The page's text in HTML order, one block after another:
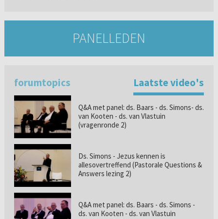
PANELLEDEN
forumtopics Laatste video's
Q&A met panel: ds. Baars - ds. Simons- ds.
van Kooten - ds. van Vlastuin
(vragenronde 2)
Ds. Simons - Jezus kennen is
allesovertreffend (Pastorale Questions &
Answers lezing 2)
Q&A met panel: ds. Baars - ds. Simons -
ds. van Kooten - ds. van Vlastuin